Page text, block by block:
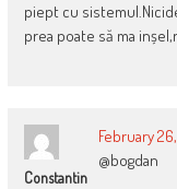
piept cu
prea poate să ma
Constantin
February 26,
@bogdan